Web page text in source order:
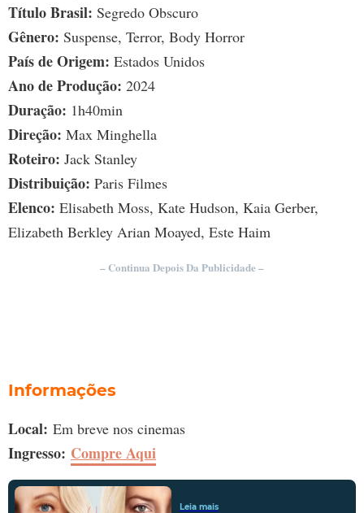
Título Brasil: Segredo Obscuro
Gênero: Suspense, Terror, Body Horror
País de Origem: Estados Unidos
Ano de Produção: 2024
Duração: 1h40min
Direção: Max Minghella
Roteiro: Jack Stanley
Distribuição: Paris Filmes
Elenco: Elisabeth Moss, Kate Hudson, Kaia Gerber,
Elizabeth Berkley Arian Moayed, Este Haim
– Continua Depois Da Publicidade –
Informações
Local: Em breve nos cinemas
Ingresso: Compre Aqui
Leia mais